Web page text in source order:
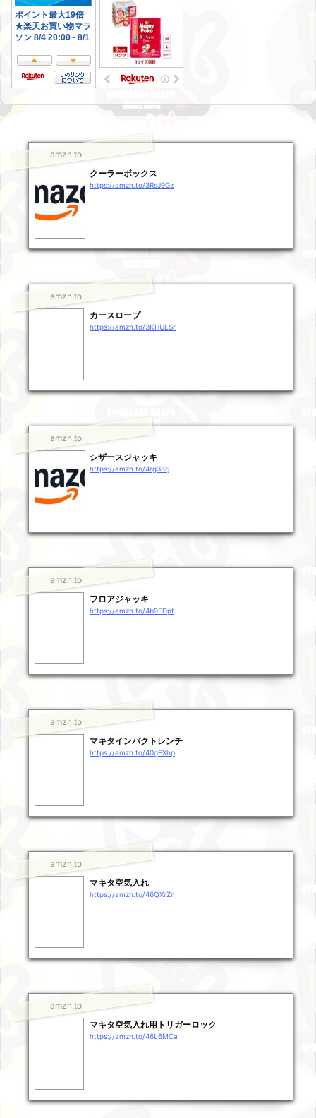
amzn.to
クーラーボックス
https://amzn.to/3RsJ9Gz
amzn.to
カースロープ
https://amzn.to/3KHULSr
amzn.to
シザースジャッキ
https://amzn.to/4rg38rj
amzn.to
フロアジャッキ
https://amzn.to/4b9EDpt
amzn.to
マキタインパクトレンチ
https://amzn.to/40gEXhp
amzn.to
マキタ空気入れ
https://amzn.to/46QXrZn
amzn.to
マキタ空気入れ用トリガーロック
https://amzn.to/46L6MCa